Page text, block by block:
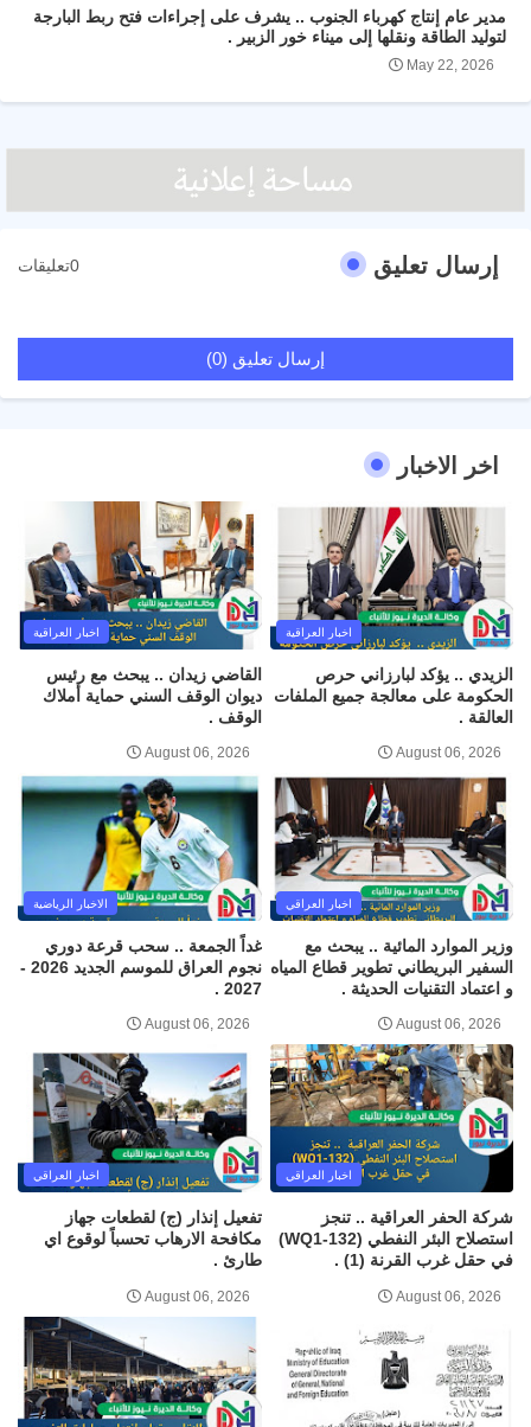
مدير عام إنتاج كهرباء الجنوب .. يشرف على إجراءات فتح ربط البارجة
لتوليد الطاقة ونقلها إلى ميناء خور الزبير .
May 22, 2026
إرسال تعليق 0تعليقات
إرسال تعليق (0)
اخر الاخبار
اخبار العراقية
الزيدي .. يؤكد لبارزاني حرص
الحكومة على معالجة جميع الملفات
العالقة .
August 06, 2026
اخبار العراقية
القاضي زيدان .. يبحث مع رئيس
ديوان الوقف السني حماية أملاك
الوقف .
August 06, 2026
اخبار العراقي
وزير الموارد المائية .. يبحث مع
السفير البريطاني تطوير قطاع المياه
و اعتماد التقنيات الحديثة .
August 06, 2026
الاخبار الرياضية
غداً الجمعة .. سحب قرعة دوري
نجوم العراق للموسم الجديد 2026 -
2027 .
August 06, 2026
اخبار العراقي
شركة الحفر العراقية .. تنجز
استصلاح البئر النفطي (WQ1-132)
في حقل غرب القرنة (1) .
August 06, 2026
اخبار العراقي
تفعيل إنذار (ج) لقطعات جهاز
مكافحة الارهاب تحسباً لوقوع اي
طارئ .
August 06, 2026